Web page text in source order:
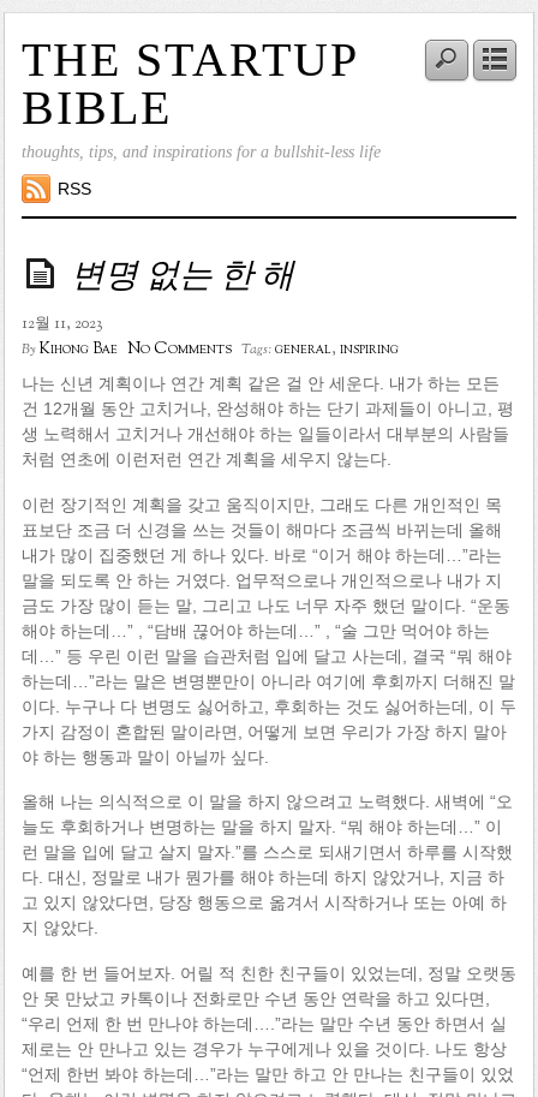
THE STARTUP
BIBLE
thoughts, tips, and inspirations for a bullshit-less life
RSS
변명 없는 한 해
12월 11, 2023
ByKihong Bae No Comments Tags:general, inspiring
나는 신년 계획이나 연간 계획 같은 걸 안 세운다. 내가 하는 모든
건 12개월 동안 고치거나, 완성해야 하는 단기 과제들이 아니고, 평
생 노력해서 고치거나 개선해야 하는 일들이라서 대부분의 사람들
처럼 연초에 이런저런 연간 계획을 세우지 않는다.
이런 장기적인 계획을 갖고 움직이지만, 그래도 다른 개인적인 목
표보단 조금 더 신경을 쓰는 것들이 해마다 조금씩 바뀌는데 올해
내가 많이 집중했던 게 하나 있다. 바로 “이거 해야 하는데…”라는
말을 되도록 안 하는 거였다. 업무적으로나 개인적으로나 내가 지
금도 가장 많이 듣는 말, 그리고 나도 너무 자주 했던 말이다. “운동
해야 하는데…” , “담배 끊어야 하는데…” , “술 그만 먹어야 하는
데…” 등 우린 이런 말을 습관처럼 입에 달고 사는데, 결국 “뭐 해야
하는데…”라는 말은 변명뿐만이 아니라 여기에 후회까지 더해진 말
이다. 누구나 다 변명도 싫어하고, 후회하는 것도 싫어하는데, 이 두
가지 감정이 혼합된 말이라면, 어떻게 보면 우리가 가장 하지 말아
야 하는 행동과 말이 아닐까 싶다.
올해 나는 의식적으로 이 말을 하지 않으려고 노력했다. 새벽에 “오
늘도 후회하거나 변명하는 말을 하지 말자. “뭐 해야 하는데…” 이
런 말을 입에 달고 살지 말자.”를 스스로 되새기면서 하루를 시작했
다. 대신, 정말로 내가 뭔가를 해야 하는데 하지 않았거나, 지금 하
고 있지 않았다면, 당장 행동으로 옮겨서 시작하거나 또는 아예 하
지 않았다.
예를 한 번 들어보자. 어릴 적 친한 친구들이 있었는데, 정말 오랫동
안 못 만났고 카톡이나 전화로만 수년 동안 연락을 하고 있다면,
“우리 언제 한 번 만나야 하는데….”라는 말만 수년 동안 하면서 실
제로는 안 만나고 있는 경우가 누구에게나 있을 것이다. 나도 항상
“언제 한번 봐야 하는데…”라는 말만 하고 안 만나는 친구들이 있었